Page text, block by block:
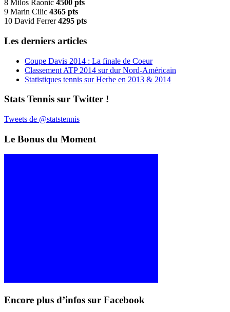
8 Milos Raonic 4500 pts
9 Marin Cilic 4365 pts
10 David Ferrer4295 pts
Les derniers articles
Coupe Davis 2014 : La finale de Coeur
Classement ATP 2014 sur dur Nord-Américain
Statistiques tennis sur Herbe en 2013 & 2014
Stats Tennis sur Twitter !
Tweets de @statstennis
Le Bonus du Moment
Encore plus d’infos sur Facebook